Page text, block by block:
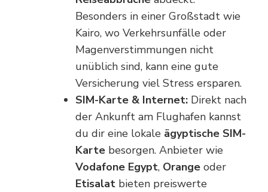
Besonders in einer Großstadt wie
Kairo, wo Verkehrsunfälle oder
Magenverstimmungen nicht
unüblich sind, kann eine gute
Versicherung viel Stress ersparen.
SIM-Karte & Internet: Direkt nach
der Ankunft am Flughafen kannst
du dir eine lokale ägyptische SIM-
Karte besorgen. Anbieter wie
Vodafone Egypt, Orange oder
Etisalat bieten preiswerte